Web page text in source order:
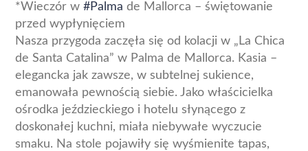
*Wieczór w #Palma de Mallorca – świętowanie
przed wypłynięciem
Nasza przygoda zaczęła się od kolacji w „La Chica
de Santa Catalina” w Palma de Mallorca. Kasia –
elegancka jak zawsze, w subtelnej sukience,
emanowała pewnością siebie. Jako właścicielka
ośrodka jeździeckiego i hotelu słynącego z
doskonałej kuchni, miała niebywałe wyczucie
smaku. Na stole pojawiły się wyśmienite tapas,